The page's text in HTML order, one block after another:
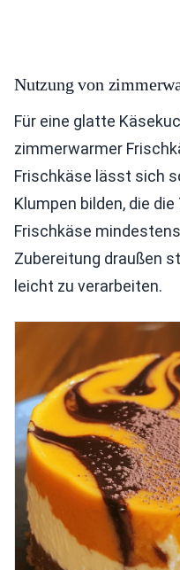
Nutzung von
Für eine glatte
zimmerwarmer
Frischkäse lässt sich
Klumpen bilden, die
Frischkäse
Zubereitung draußen
leicht zu verarbeiten.